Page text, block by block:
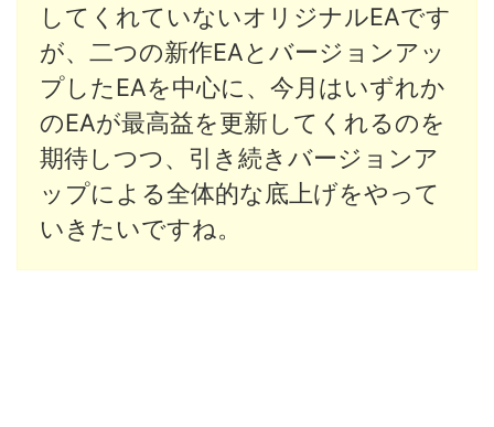
してくれていないオリジナルEAです
が、二つの新作EAとバージョンアッ
プしたEAを中心に、今月はいずれか
のEAが最高益を更新してくれるのを
期待しつつ、引き続きバージョンア
ップによる全体的な底上げをやって
いきたいですね。